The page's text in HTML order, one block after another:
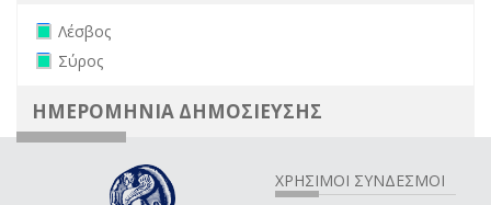
Remove Λέσβος filter
Λέσβος
Remove Σύρος filter
Σύρος
ΗΜΕΡΟΜΗΝΙΑ ΔΗΜΟΣΙΕΥΣΗΣ
ΧΡΗΣΙΜΟΙ ΣΥΝΔΕΣΜΟΙ